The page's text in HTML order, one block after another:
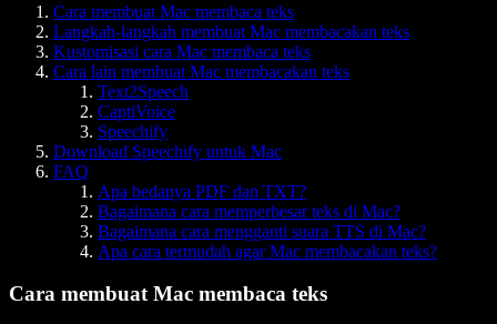
Cara membuat Mac membaca teks
Langkah-langkah membuat Mac membacakan teks
Kustomisasi cara Mac membaca teks
Cara lain membuat Mac membacakan teks
Text2Speech
CaptiVoice
Speechify
Download Speechify untuk Mac
FAQ
Apa bedanya PDF dan TXT?
Bagaimana cara memperbesar teks di Mac?
Bagaimana cara mengganti suara TTS di Mac?
Apa cara termudah agar Mac membacakan teks?
Cara membuat Mac membaca teks